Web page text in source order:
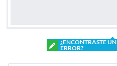
¿ENCONTRASTE UN
ERROR?